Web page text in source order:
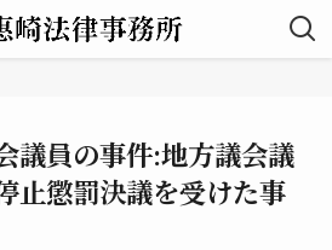
議員の事件:地方議会議
止懲罰決議を受けた事